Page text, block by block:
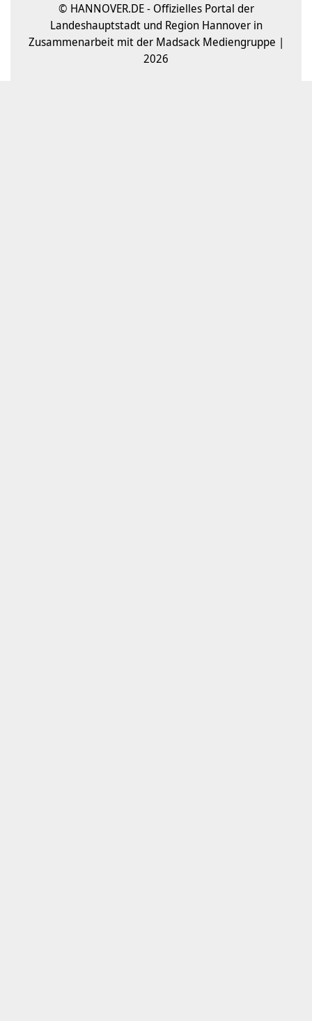
© HANNOVER.DE - Offizielles Portal der
Landeshauptstadt und Region Hannover in
Zusammenarbeit mit der Madsack Mediengruppe |
2026